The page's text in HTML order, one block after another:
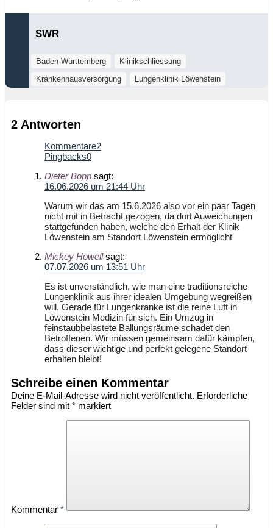
SWR
Baden-Württemberg
Klinikschliessung
Krankenhausversorgung
Lungenklinik Löwenstein
2 Antworten
Kommentare2
Pingbacks0
Dieter Bopp sagt:
16.06.2026 um 21:44 Uhr
Warum wir das am 15.6.2026 also vor ein paar Tagen
nicht mit in Betracht gezogen, da dort Auweichungen
stattgefunden haben, welche den Erhalt der Klinik
Löwenstein am Standort Löwenstein ermöglicht
Mickey Howell sagt:
07.07.2026 um 13:51 Uhr
Es ist unverständlich, wie man eine traditionsreiche
Lungenklinik aus ihrer idealen Umgebung wegreißen
will. Gerade für Lungenkranke ist die reine Luft in
Löwenstein Medizin für sich. Ein Umzug in
feinstaubbelastete Ballungsräume schadet den
Betroffenen. Wir müssen gemeinsam dafür kämpfen,
dass dieser wichtige und perfekt gelegene Standort
erhalten bleibt!
Schreibe einen Kommentar
Deine E-Mail-Adresse wird nicht veröffentlicht. Erforderliche
Felder sind mit * markiert
Kommentar *